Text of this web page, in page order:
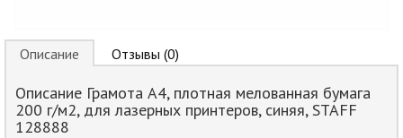
Описание Отзывы (0)
Описание Грамота А4, плотная мелованная бумага
200 г/м2, для лазерных принтеров, синяя, STAFF
128888